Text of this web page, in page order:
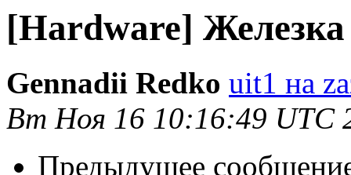
[Hardware] Железка
Gennadii Redko uit1 на
Вт Ноя 16 10:16:49 UTC
Предыдущее